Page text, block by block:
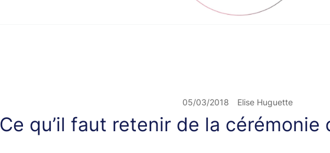
05/03/2018 Elise Huguette
Ce qu’il faut retenir de la cérémonie